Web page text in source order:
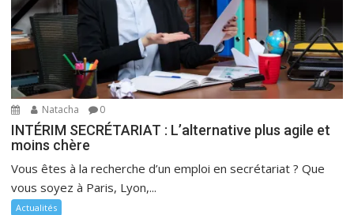
Natacha 0
INTÉRIM SECRÉTARIAT : L’alternative plus agile et
moins chère
Vous êtes à la recherche d’un emploi en secrétariat ? Que
vous soyez à Paris, Lyon,...
Actualités